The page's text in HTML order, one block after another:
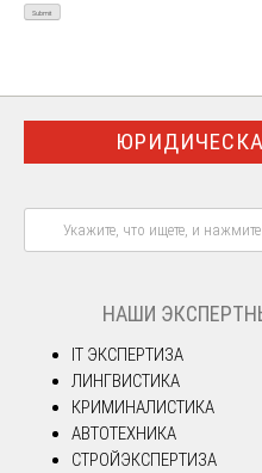
НАШИ
IT ЭКСПЕРТИЗА
ЛИНГВИСТИКА
КРИМИНАЛИСТИКА
АВТОТЕХНИКА
СТРОЙЭКСПЕРТИЗА